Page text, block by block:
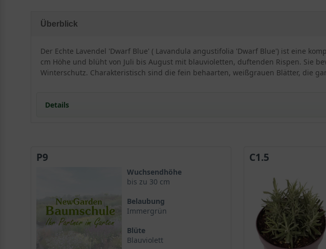
Überblick
Der Echte Lavendel 'Dwarf Blue' ( Lavandula angustifolia 'Dwarf Blue') ist eine
cm Höhe und blüht von Juli bis August mit blauvioletten, duftenden Rispen. Sie
Winterschutz. Charakteristisch sind die fein behaarten, weißgrauen Blätter, die
Details
Blüte und Duft von Lavandula angustifolia 'Dwarf Blue'
Besonderheiten der Sorte
Bodenansprüche und Vorbereitung
Blüte und Blattwerk von Lavendel 'Dwarf Blue'
Blütenfarbe und -form
Laub und immergrüne Eigenschaften von Lavandula angustifolia 'Dwarf Blue'
P9
Wuchsendhöhe
bis zu 30 cm
Belaubung
Immergrün
Blüte
Blauviolett
C1.5